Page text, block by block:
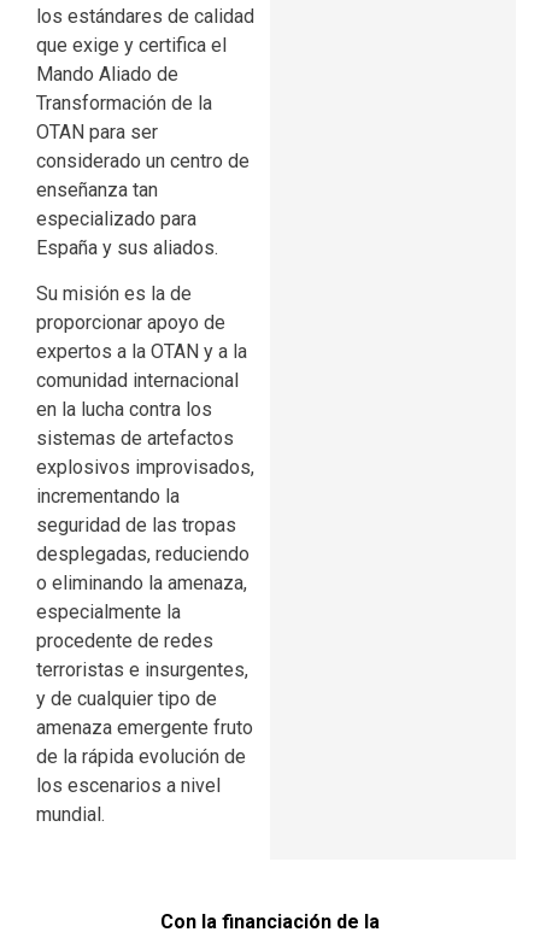
los estándares de calidad
que exige y certifica el
Mando Aliado de
Transformación de la
OTAN para ser
considerado un centro de
enseñanza tan
especializado para
España y sus aliados.
Su misión es la de
proporcionar apoyo de
expertos a la OTAN y a la
comunidad internacional
en la lucha contra los
sistemas de artefactos
explosivos improvisados,
incrementando la
seguridad de las tropas
desplegadas, reduciendo
o eliminando la amenaza,
especialmente la
procedente de redes
terroristas e insurgentes,
y de cualquier tipo de
amenaza emergente fruto
de la rápida evolución de
los escenarios a nivel
mundial.
Con la financiación de la